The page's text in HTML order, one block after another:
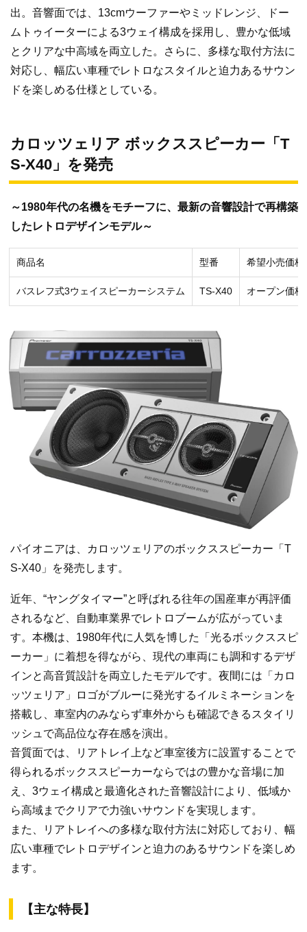
出。音響面では、13cmウーファーやミッドレンジ、ドー
ムトゥイーターによる3ウェイ構成を採用し、豊かな低域
とクリアな中高域を両立した。さらに、多様な取付方法に
対応し、幅広い車種でレトロなスタイルと迫力あるサウン
ドを楽しめる仕様としている。
カロッツェリア ボックススピーカー「T
S-X40」を発売
～1980年代の名機をモチーフに、最新の音響設計で再構築
したレトロデザインモデル～
商品名 型番 希望小売価格
バスレフ式3ウェイスピーカーシステム TS-X40 オープン価格
パイオニアは、カロッツェリアのボックススピーカー「T
S-X40」を発売します。
近年、“ヤングタイマー”と呼ばれる往年の国産車が再評価
されるなど、自動車業界でレトロブームが広がっていま
す。本機は、1980年代に人気を博した「光るボックススピ
ーカー」に着想を得ながら、現代の車両にも調和するデザ
インと高音質設計を両立したモデルです。夜間には「カロ
ッツェリア」ロゴがブルーに発光するイルミネーションを
搭載し、車室内のみならず車外からも確認できるスタイリ
ッシュで高品位な存在感を演出。
音質面では、リアトレイ上など車室後方に設置することで
得られるボックススピーカーならではの豊かな音場に加
え、3ウェイ構成と最適化された音響設計により、低域か
ら高域までクリアで力強いサウンドを実現します。
また、リアトレイへの多様な取付方法に対応しており、幅
広い車種でレトロデザインと迫力のあるサウンドを楽しめ
ます。
【主な特長】